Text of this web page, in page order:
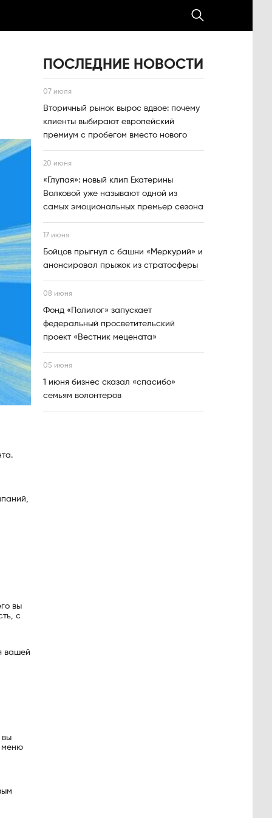
вы
с
вашей
вы
меню
ПОСЛЕДНИЕ НОВОСТИ
07 июля
Вторичный рынок вырос вдвое: почему
клиенты выбирают европейский
премиум с пробегом вместо нового
20 июня
«Глупая»: новый клип Екатерины
Волковой уже называют одной из
самых эмоциональных премьер сезона
17 июня
Бойцов прыгнул с башни «Меркурий» и
анонсировал прыжок из стратосферы
08 июня
Фонд «Полилог» запускает
федеральный просветительский
проект «Вестник мецената»
05 июня
1 июня бизнес сказал «спасибо»
семьям волонтеров